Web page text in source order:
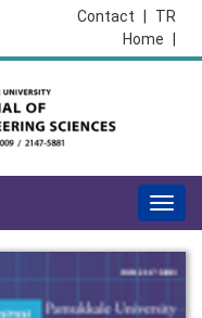
TR
Contact
Home